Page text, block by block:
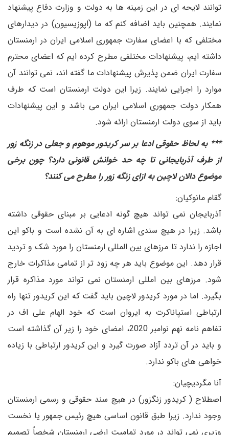
توانند لایحه ای در این زمینه ها به دولت و وزارت دفاع پیشنهاد
نمایند. همچنین باید اضافه کنم که ما (اپوزیسیون) در دیدارهای
مختلفی که با اعضای سفارت جمهوری اسلامی ایران در ارمنستان
داشته ایم، پیشنهادات مختلفی مطرح کرده ایم که اعضای محترم
سفارت ایران ضمن پذیرش پیشنهادات ما گفته اند، نمی توانند آن
موارد را اجرایی نمایند. زیرا این دولت ارمنستان است که طرف
همکار دولت جمهوری اسلامی ایران می باشد و این پیشنهادات
باید از سوی دولت ارمنستان ارائه شود.
*** به لحاظ حقوقی ادعا بر سر کریدور موهوم و جعلی در زنگه زور
از طرف آذربایجانی تا چه حد خوانش قانونی دارد؟ چون برخی
موضوع دالان لاچین به ازای زنگه زور را مطرح می کنند؟
گقام مانوکیان:
آذربایجان نمی تواند هیچ گونه ادعایی بر مبنای حقوقی داشته
باشد. زیرا در هیچ سندی اشاره ای به آن نشده است و باکو این
اجازه را ندارد تا مرزهای بین المللی ارمنستان را مورد شک و تردید
قرار دهد. این موضوع باید هر چه زود تر از تمامی مذاکرات خارج
شود. مرزهای بین امللی ارمنستان نمی تواند مورد مذاکره قرار
بگیرد. اما در مورد کریدور لاچین باید گفت که این کریدور تنها راه
ارتباطی استپاناکرت به ایروان است که خود الهام علی اف در
تفاهم نامه نهم نوامبر 2020، امضای خود را زیر آن گذاشته است
و باید در آن تردد آزاد صورت گیرد و این کریدور ارتباطی با زیاده
خواهی های باکو ندارد.
آنا مگردیچیان:
اصطلاح ( کریدور زنگزور) در هیچ سند حقوقی و رسمی ارمنستان
وجود ندارد. زیرا طبق قانون اساسی هیچ رئیس جمهور یا نخست
وزیری نمی تواند در مورد تمامیت ارضی ارمنستان شخصاً تصمیم